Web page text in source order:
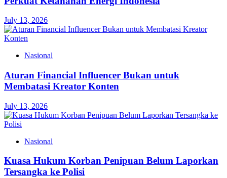
July 13, 2026
Nasional
Aturan Financial Influencer Bukan untuk
Membatasi Kreator Konten
July 13, 2026
Nasional
Kuasa Hukum Korban Penipuan Belum Laporkan
Tersangka ke Polisi